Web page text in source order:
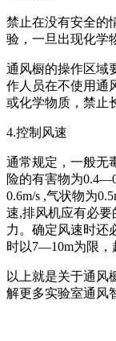
禁止在没有安全的
验，一旦出现化学
通风橱的操作区域
作人员在不使用通
或化学物质，禁止
4.控制风速
通常规定，一般无
险的有害物为
0.6m/s ,气状物为
速,排风机应有必
力。确定风速时还
时以7—10m为限，
以上就是关于通风
解更多实验室通风